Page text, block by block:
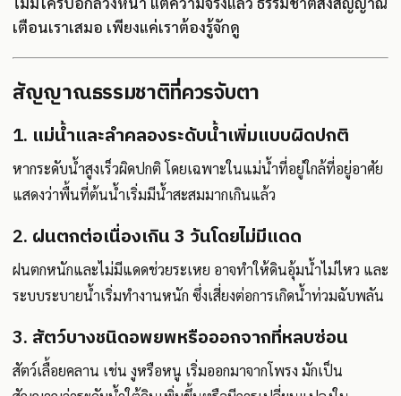
เตือนเราเสมอ เพียงแค่เราต้องรู้จักดู
สัญญาณธรรมชาติที่ควรจับตา
1. แม่น้ำและลำคลองระดับน้ำเพิ่มแบบผิดปกติ
หากระดับน้ำสูงเร็วผิดปกติ โดยเฉพาะในแม่น้ำที่อยู่ใกล้ที่อยู่อาศัย
แสดงว่าพื้นที่ต้นน้ำเริ่มมีน้ำสะสมมากเกินแล้ว
2. ฝนตกต่อเนื่องเกิน 3 วันโดยไม่มีแดด
ฝนตกหนักและไม่มีแดดช่วยระเหย อาจทำให้ดินอุ้มน้ำไม่ไหว และ
ระบบระบายน้ำเริ่มทำงานหนัก ซึ่งเสี่ยงต่อการเกิดน้ำท่วมฉับพลัน
3. สัตว์บางชนิดอพยพหรือออกจากที่หลบซ่อน
สัตว์เลื้อยคลาน เช่น งูหรือหนู เริ่มออกมาจากโพรง มักเป็น